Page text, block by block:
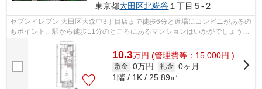
東京都大田区北糀谷 １丁目５-２
セブンイレブン 大田区大森中3丁目店まで徒歩6分と近場にコンビニがあるの
もポイント。駅から徒歩11分のところにあるマンションはいかがでしょう
か。敷地内ごみ置き場により、敷地外の...
10.3万円 (管理費等：15,000円 )
敷金 0万円 礼金 0ヶ月
1階 / 1K / 25.89㎡